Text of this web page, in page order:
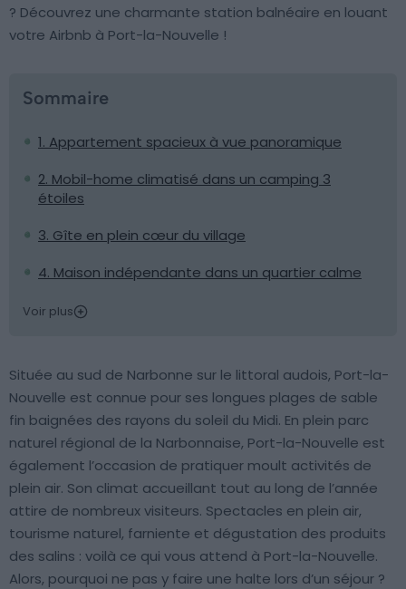
? Découvrez une charmante station balnéaire en louant
votre Airbnb à Port-la-Nouvelle !
Sommaire
1. Appartement spacieux à vue panoramique
2. Mobil-home climatisé dans un camping 3
étoiles
3. Gîte en plein cœur du village
4. Maison indépendante dans un quartier calme
Voir plus
Située au sud de Narbonne sur le littoral audois, Port-la-
Nouvelle est connue pour ses longues plages de sable
fin baignées des rayons du soleil du Midi. En plein parc
naturel régional de la Narbonnaise, Port-la-Nouvelle est
également l’occasion de pratiquer moult activités de
plein air. Son climat accueillant tout au long de l’année
attire de nombreux visiteurs. Spectacles en plein air,
tourisme naturel, farniente et dégustation des produits
des salins : voilà ce qui vous attend à Port-la-Nouvelle.
Alors, pourquoi ne pas y faire une halte lors d’un séjour ?